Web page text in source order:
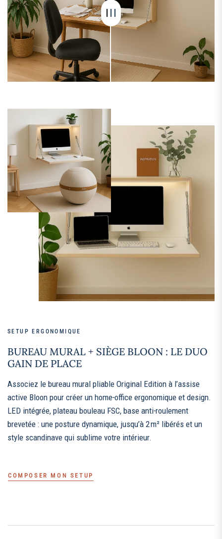
SETUP ERGONOMIQUE
BUREAU MURAL + SIÈGE BLOON : LE DUO
GAIN DE PLACE
Associez le bureau mural pliable Original Edition à l’assise
active Bloon pour créer un home‑office ergonomique et design.
LED intégrée, plateau bouleau FSC, base anti‑roulement
brevetée : une posture dynamique, jusqu’à 2 m² libérés et un
style scandinave qui sublime votre intérieur.
COMPOSER MON SETUP